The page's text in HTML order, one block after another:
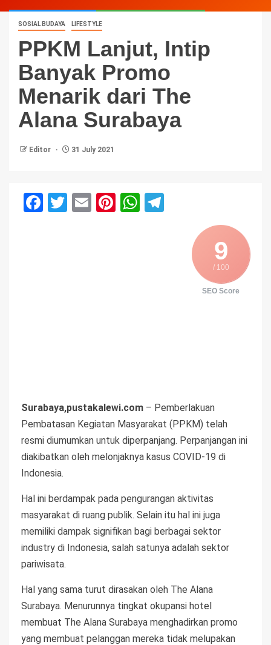
SOSIAL BUDAYA LIFESTYLE
PPKM Lanjut, Intip
Banyak Promo
Menarik dari The
Alana Surabaya
Editor 31 July 2021
Facebook
Twitter
EmailPinterest
WhatsApp
9
/ 100
SEO Score
Surabaya,pustakalewi.com – Pemberlakuan
Pembatasan Kegiatan Masyarakat (PPKM) telah
resmi diumumkan untuk diperpanjang. Perpanjangan ini
diakibatkan oleh melonjaknya kasus COVID-19 di
Indonesia.
Hal ini berdampak pada pengurangan aktivitas
masyarakat di ruang publik. Selain itu hal ini juga
memiliki dampak signifikan bagi berbagai sektor
industry di Indonesia, salah satunya adalah sektor
pariwisata.
Hal yang sama turut dirasakan oleh The Alana
Surabaya. Menurunnya tingkat okupansi hotel
membuat The Alana Surabaya menghadirkan promo
yang membuat pelanggan mereka tidak melupakan